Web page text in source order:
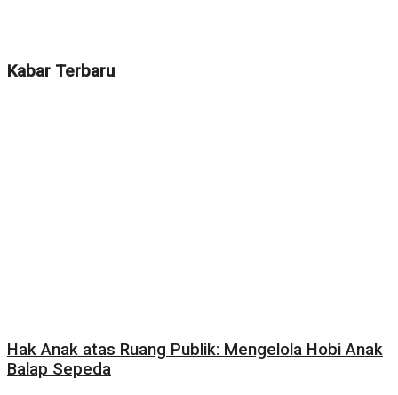
Kabar Terbaru
Hak Anak atas Ruang Publik: Mengelola Hobi Anak
Balap Sepeda